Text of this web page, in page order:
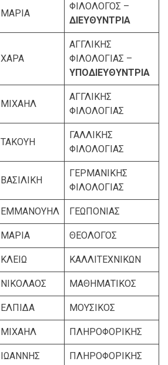
ΜΑΡΙΑ
ΦΙΛΟΛΟΓΟΣ –
ΔΙΕΥΘΥΝΤΡΙΑ
ΧΑΡΑ
ΑΓΓΛΙΚΗΣ
ΦΙΛΟΛΟΓΙΑΣ –
ΥΠΟΔΙΕΥΘΥΝΤΡΙΑ
ΜΙΧΑΗΛ
ΑΓΓΛΙΚΗΣ
ΦΙΛΟΛΟΓΙΑΣ
ΤΑΚΟΥΗ
ΓΑΛΛΙΚΗΣ
ΦΙΛΟΛΟΓΙΑΣ
ΒΑΣΙΛΙΚΗ
ΓΕΡΜΑΝΙΚΗΣ
ΦΙΛΟΛΟΓΙΑΣ
ΕΜΜΑΝΟΥΗΛ ΓΕΩΠΟΝΙΑΣ
ΜΑΡΙΑ ΘΕΟΛΟΓΟΣ
ΚΛΕΙΩ ΚΑΛΛΙΤΕΧΝΙΚΩΝ
ΝΙΚΟΛΑΟΣ ΜΑΘΗΜΑΤΙΚΟΣ
ΕΛΠΙΔΑ ΜΟΥΣΙΚΟΣ
ΜΙΧΑΗΛ ΠΛΗΡΟΦΟΡΙΚΗΣ
ΙΩΑΝΝΗΣ ΠΛΗΡΟΦΟΡΙΚΗΣ